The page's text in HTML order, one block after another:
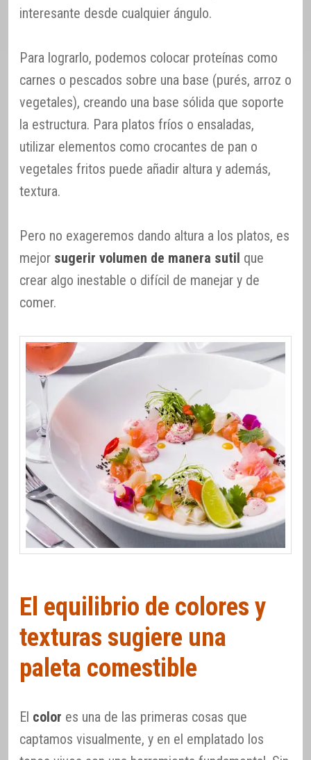
interesante desde cualquier ángulo.
Para lograrlo, podemos colocar proteínas como
carnes o pescados sobre una base (purés, arroz o
vegetales), creando una base sólida que soporte
la estructura. Para platos fríos o ensaladas,
utilizar elementos como crocantes de pan o
vegetales fritos puede añadir altura y además,
textura.
Pero no exageremos dando altura a los platos, es
mejor sugerir volumen de manera sutil que
crear algo inestable o difícil de manejar y de
comer.
El equilibrio de colores y
texturas sugiere una
paleta comestible
El color es una de las primeras cosas que
captamos visualmente, y en el emplatado los